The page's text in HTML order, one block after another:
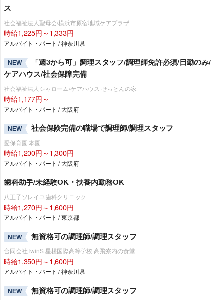
ス
社会福祉法人聖母会/横浜市原宿地域ケアプラザ
時給1,225円～1,333円
アルバイト・パート / 神奈川県
NEW
「週3から可」調理スタッフ/調理師免許必須/日勤のみ/
ケアハウス/社会保障完備
社会福祉法人シャローム/ケアハウス せっとんの家
時給1,177円～
アルバイト・パート / 大阪府
NEW 社会保険完備の職場で調理師/調理スタッフ
愛保育園 本園
時給1,200円～1,300円
アルバイト・パート / 大阪府
歯科助手/未経験OK・扶養内勤務OK
八王子ソレイユ歯科クリニック
時給1,270円～1,600円
アルバイト・パート / 東京都
NEW 無資格可の調理師/調理スタッフ
合同会社TwinS 星槎国際高等学校 高飛寮内の食堂
時給1,350円～1,600円
アルバイト・パート / 神奈川県
NEW 無資格可の調理師/調理スタッフ